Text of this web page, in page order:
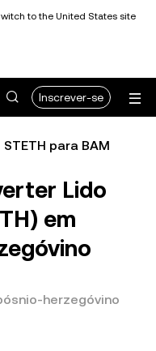
to the United States site
Inscrever-se
STETH para BAM
Lido
em
herzegóvino